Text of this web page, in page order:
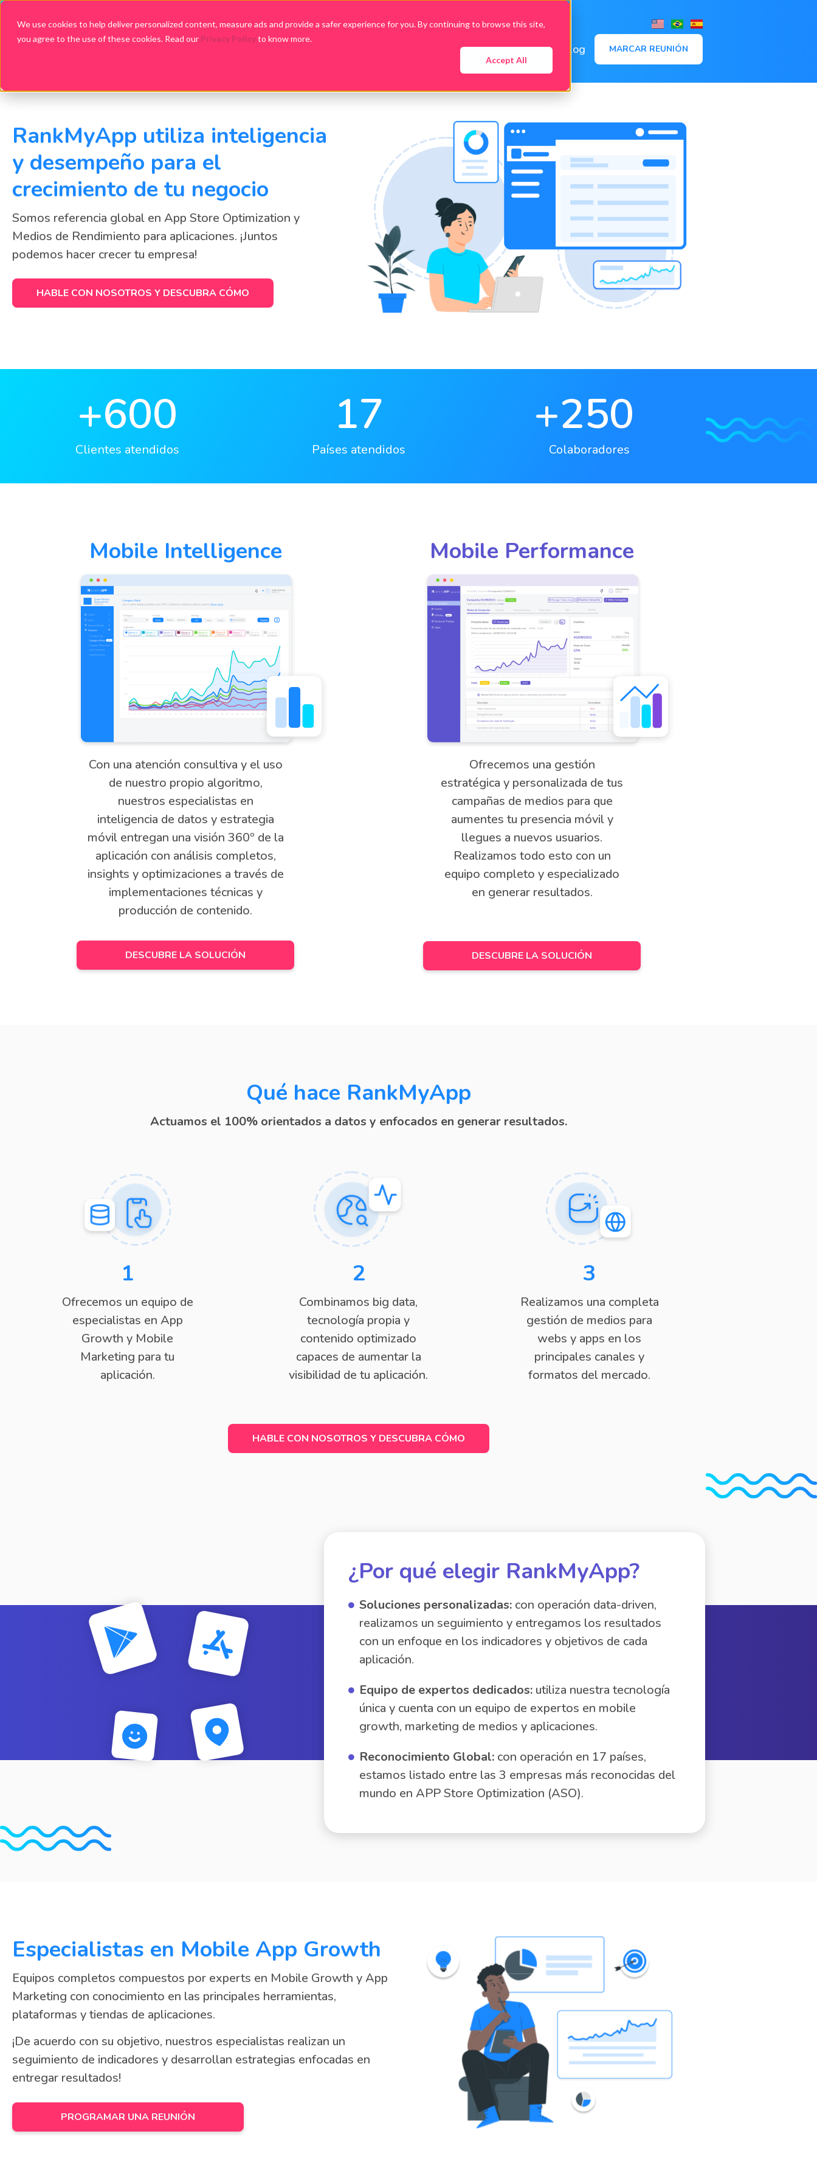
We use cookies to help deliver personalized content, measure ads and provide a safer experience for you. By continuing to browse this site,
you agree to the use of these cookies. Read our Privacy Policyto know more.
Accept All
Guías y Ebooks Blog MARCAR REUNIÓN
RankMyApp utiliza inteligencia
y desempeño para el
crecimiento de tu negocio
Somos referencia global en App Store Optimization y
Medios de Rendimiento para aplicaciones. ¡Juntos
podemos hacer crecer tu empresa!
HABLE CON NOSOTROS Y DESCUBRA CÓMO
Clientes atendidos
+600
Países atendidos
17
Colaboradores
+250
Mobile Intelligence
Con una atención consultiva y el uso
de nuestro propio algoritmo,
nuestros especialistas en
inteligencia de datos y estrategia
móvil entregan una visión 360º de la
aplicación con análisis completos,
insights y optimizaciones a través de
implementaciones técnicas y
producción de contenido.
DESCUBRE LA SOLUCIÓN
Mobile Performance
Ofrecemos una gestión
estratégica y personalizada de tus
campañas de medios para que
aumentes tu presencia móvil y
llegues a nuevos usuarios.
Realizamos todo esto con un
equipo completo y especializado
en generar resultados.
DESCUBRE LA SOLUCIÓN
Qué hace RankMyApp
Actuamos el 100% orientados a datos y enfocados en generar resultados.
1
Ofrecemos un equipo de
especialistas en App
Growth y Mobile
Marketing para tu
aplicación.
2
Combinamos big data,
tecnología propia y
contenido optimizado
capaces de aumentar la
visibilidad de tu aplicación.
3
Realizamos una completa
gestión de medios para
webs y apps en los
principales canales y
formatos del mercado.
HABLE CON NOSOTROS Y DESCUBRA CÓMO
¿Por qué elegir RankMyApp?
Soluciones personalizadas:con operación data-driven,
realizamos un seguimiento y entregamos los resultados
con un enfoque en los indicadores y objetivos de cada
aplicación.
Equipo de expertos dedicados:utiliza nuestra tecnología
única y cuenta con un equipo de expertos en mobile
growth, marketing de medios y aplicaciones.
Reconocimiento Global:con operación en 17 países,
estamos listado entre las 3 empresas más reconocidas del
mundo en APP Store Optimization (ASO).
Especialistas en Mobile App Growth
Equipos completos compuestos por experts en Mobile Growth y App
Marketing con conocimiento en las principales herramientas,
plataformas y tiendas de aplicaciones.
¡De acuerdo con su objetivo, nuestros especialistas realizan un
seguimiento de indicadores y desarrollan estrategias enfocadas en
entregar resultados!
PROGRAMAR UNA REUNIÓN